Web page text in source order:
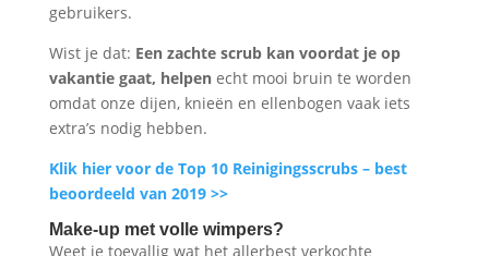
gebruikers.
Wist je dat: Een zachte scrub kan voordat je op
vakantie gaat, helpen echt mooi bruin te worden
omdat onze dijen, knieën en ellenbogen vaak iets
extra’s nodig hebben.
Klik hier voor de Top 10 Reinigingsscrubs – best
beoordeeld van 2019 >>
Make-up met volle wimpers?
Weet je toevallig wat het allerbest verkochte